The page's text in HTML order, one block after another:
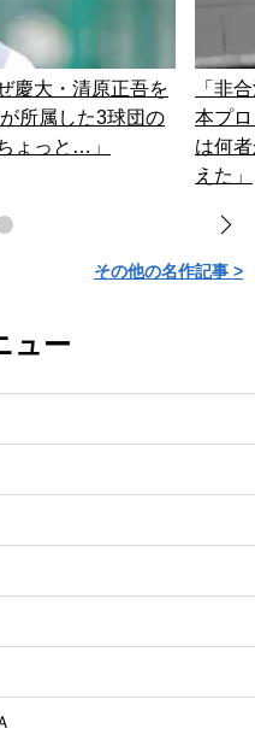
慶大・清原正吾を
所属した3球団の
ょっと…」
「非
本プ
は何
えた」
その他の名作記事 >
ュー